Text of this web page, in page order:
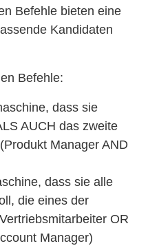
Befehle bieten eine
Kandidaten
Befehle:
dass sie
AUCH das zweite
Manager AND
dass sie alle
die eines der
OR
Manager)